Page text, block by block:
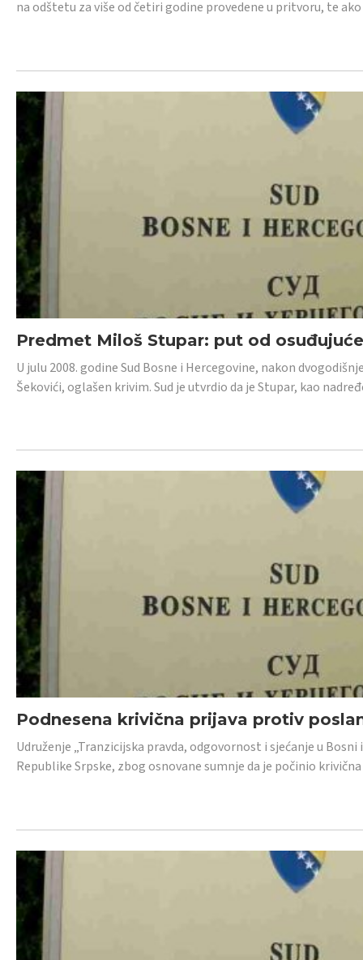
na odštetu za više od četiri godine provedene u pritvoru, te
Predmet Miloš Stupar: put od
U julu 2008. godine Sud Bosne i Hercegovine, nakon
Šekovići, oglašen krivim. Sud je utvrdio da je Stupar, kao
Podnesena krivična prijava protiv
Udruženje „Tranzicijska pravda, odgovornost i sjećanje u
Republike Srpske, zbog osnovane sumnje da je počinio